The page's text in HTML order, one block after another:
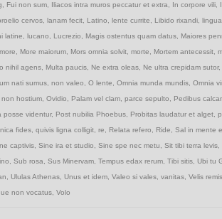
Fui non sum, Iliacos intra muros peccatur et extra In corpore vili,
cervos, lanam fecit, Latino lente currite Libido rixandi,
latine lucano Lucrezio Magis ostentus quam datus, Maiores
more More maiorum, Mors omnia solvit, morte Mortem antecessit,
nihil agens, Multa paucis, Ne extra oleas, Ne ultra crepidam sutor,
nati sumus, non valeo O lente Omnia munda mundis, Omnia
non hostium, Ovidio Palam vel clam, parce sepulto Pedibus
posse videntur, Post nubilia Phoebus, Probitas laudatur et alget,
fides, quivis ligna colligit, re Relata refero Ride Sal in mente
captivis, Sine ira et studio Sine spe nec metu Sit tibi terra levis,
Sub rosa Sus Minervam, Tempus edax rerum, Tibi sitis, Ubi tu
Ululas Athenas, Unus et idem, Valeo si vales, vanitas, Velis
non vocatus, Volo